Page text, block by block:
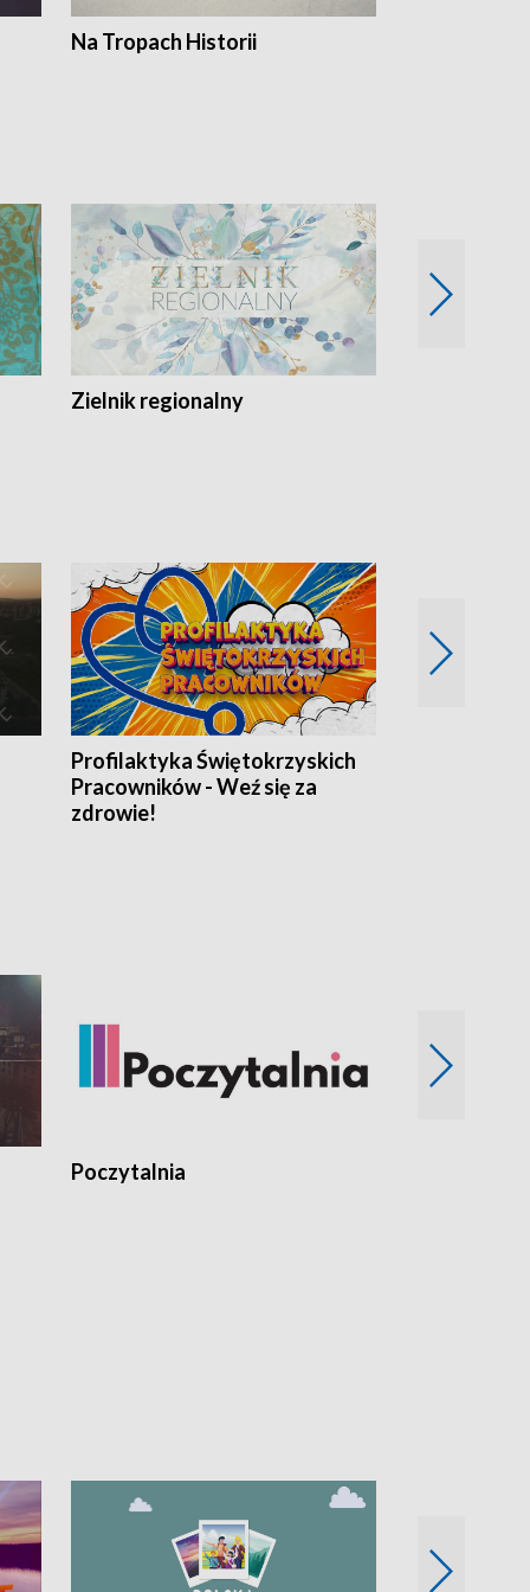
Na Tropach Historii
Zielnik regionalny
Profilaktyka Świętokrzyskich
Pracowników - Weź się za
zdrowie!
Poczytalnia